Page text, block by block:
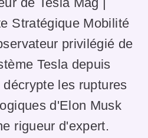
Stratégique Mobilité
privilégié de
Tesla depuis
décrypte les ruptures
d'Elon Musk
rigueur d'expert.